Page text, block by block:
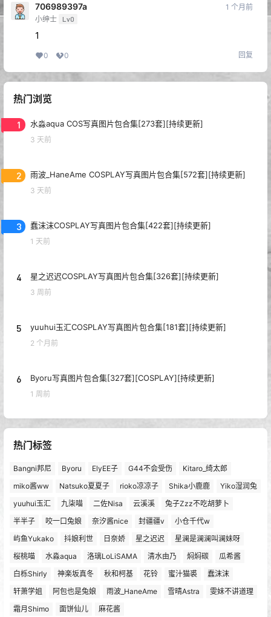
706989397a
小绅士 Lv0
1 个月前
1
0 0 回复
热门浏览
1 水淼aqua COS写真图片包合集[273套][持续更新]
3 天前
2 雨波_HaneAme COSPLAY写真图片包合集[572套][持续更新]
3 天前
3 蠢沫沫COSPLAY写真图片包合集[422套][持续更新]
1 天前
4 星之迟迟COSPLAY写真图片包合集[326套][持续更新]
3 周前
5 yuuhui玉汇COSPLAY写真图片包合集[181套][持续更新]
2 个月前
6 Byoru写真图片包合集[327套][COSPLAY][持续更新]
1 周前
热门标签
Bangni邦尼 Byoru ElyEE子 G44不会受伤
Kitaro_绮太郎
miko酱ww
Natsuko夏夏子 rioko凉凉子 Shika小鹿鹿
Yiko湿润兔
yuuhui玉汇
九柒喵 二佐Nisa 云溪溪
兔子Zzz不吃胡萝卜
半半子
咬一口兔娘 奈汐酱nice 封疆疆v
小仓千代w
屿鱼Yukako
抖娘利世 日奈娇 星之迟迟
星澜是澜澜叫澜妹呀
桜桃喵
水淼aqua 洛璃LoLiSAMA 清水由乃 焖焖碳
瓜希酱
白栎Shirly
神楽坂真冬 秋和柯基 花铃 蜜汁猫裘
蠢沫沫
轩萧学姐
阿包也是兔娘 雨波_HaneAme 雪晴Astra
雯妹不讲道理
霜月Shimo
面饼仙儿 麻花酱